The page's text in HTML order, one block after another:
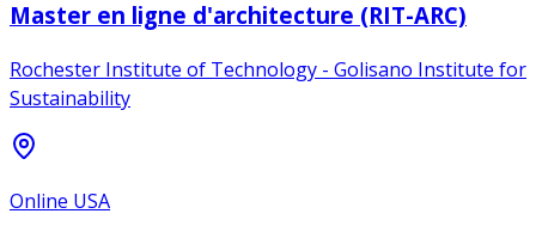
Master en ligne d'architecture (RIT-ARC)
Rochester Institute of Technology - Golisano Institute for
Sustainability
Online USA